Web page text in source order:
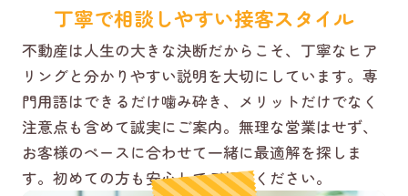
丁寧で相談しやすい接客スタイル
不動産は人生の大きな決断だからこそ、丁寧なヒア
リングと分かりやすい説明を大切にしています。専
門用語はできるだけ噛み砕き、メリットだけでなく
注意点も含めて誠実にご案内。無理な営業はせず、
お客様のペースに合わせて一緒に最適解を探しま
す。初めての方も安心してご相談ください。